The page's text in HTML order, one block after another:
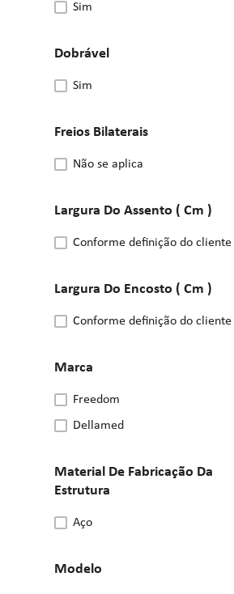
sim
Dobrável
sim
Freios Bilaterais
não se aplica
Largura Do Assento ( Cm )
conforme definição do cliente
Largura Do Encosto ( Cm )
conforme definição do cliente
Marca
freedom
dellamed
Material De Fabricação Da
Estrutura
aço
Modelo